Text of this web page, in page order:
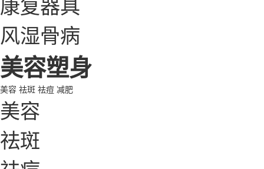
风湿骨病
美容塑身
美容 祛斑 祛痘 减肥
美容
祛斑